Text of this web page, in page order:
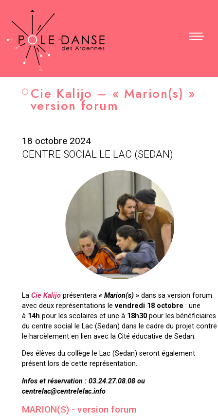
Cie Kalijo – « Marion(s) »
version forum
18 octobre 2024
CENTRE SOCIAL LE LAC (SEDAN)
LaCie Kalijo présentera« Marion(s) » dans sa version forum
avec deux représentations le vendredi 18 octobre : une
à 14h pour les scolaires et une à 18h30pour les bénéficiaires
du centre social le Lac (Sedan) dans le cadre du projet contre
le harcèlement en lien avec la Cité éducative de Sedan.
Des élèves du collège le Lac (Sedan) seront également
présent lors de cette représentation.
Infos et réservation : 03.24.27.08.08 ou
centrelac@centrelelac.info
MARION(S) - version forum